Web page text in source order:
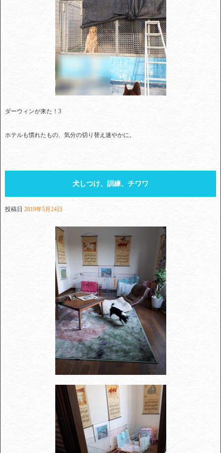
ダーウィンが来た！3
ホテルも慣れたもの、気分の切り替え速やかに。
犬しつけ、訓練、チワワ
投稿日 2019年5月24日